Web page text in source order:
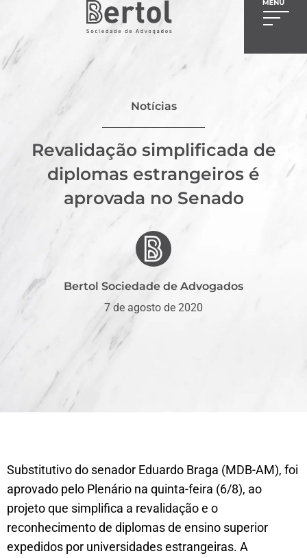
Notícias
Revalidação simplificada de
diplomas estrangeiros é
aprovada no Senado
Bertol Sociedade de Advogados
7 de agosto de 2020
Substitutivo do senador Eduardo Braga (MDB-AM), foi
aprovado pelo Plenário na quinta-feira (6/8), ao
projeto que simplifica a revalidação e o
reconhecimento de diplomas de ensino superior
expedidos por universidades estrangeiras. A